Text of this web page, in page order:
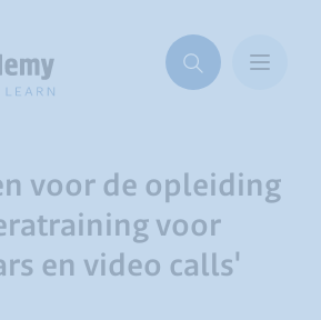
voor de opleiding
voor
en video calls'